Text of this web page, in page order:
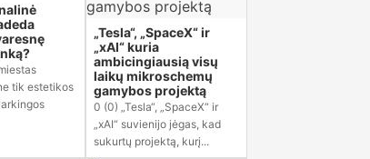
tik estetikos
„Tesla“, „SpaceX“ ir
„xAI“ kuria
ambicingiausią visų
laikų mikroschemų
gamybos projektą
0 (0) „Tesla“, „SpaceX“ ir
„xAI“ suvienijo jėgas, kad
sukurtų projektą, kurį...